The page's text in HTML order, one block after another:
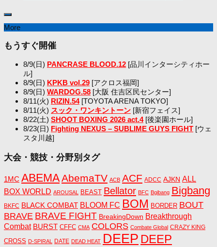
More
もうすぐ開催
8/9(日) PANCRASE BLOOD.12 [品川インターシティホー
ル]
8/9(日) KPKB vol.29 [アクロス福岡]
8/9(日) WARDOG.58 [大阪 住吉区民センター]
8/11(火) RIZIN.54[TOYOTA ARENA TOKYO]
8/11(火) スック・ワンキントーン [新宿フェイス]
8/22(土) SHOOT BOXING 2026 act.4[後楽園ホール]
8/23(日) Fighting NEXUS – SUBLIME GUYS FIGHT [ウェ
スタ川越]
大会・競技・分野別タグ
1MC ABEMAAbemaTV ACB ACF ADCC AJKN ALL
BOX WORLD AROUSAL BEAST Bellator BFC Bgibang Bigbang
BKFC BLACK COMBAT BLOOM FC BOM BORDER BOUT
BRAVE BRAVE FIGHT BreakingDown Breakthrough
Combat BURST CFFC CMA COLORS Combate Global CRAZY KING
CROSS D-SPIRAL DATE DEAD HEAT DEEP DEEP